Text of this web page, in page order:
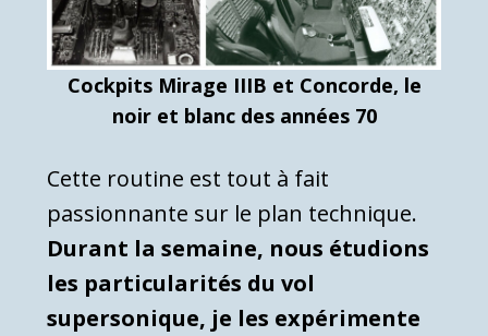
Cockpits Mirage IIIB et Concorde, le
noir et blanc des années 70
Cette routine est tout à fait
passionnante sur le plan technique.
Durant la semaine, nous étudions
les particularités du vol
supersonique, je les expérimente